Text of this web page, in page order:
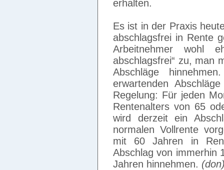
erhalten.
Es ist in der Praxis
abschlagsfrei in Rente
Arbeitnehmer wohl
abschlagsfrei“ zu, man
Abschläge
erwartenden
Regelung: Für jeden
Rentenalters von 65
wird derzeit ein
normalen Vollrente
mit 60 Jahren in
Abschlag von immerhin
Jahren hinnehmen.